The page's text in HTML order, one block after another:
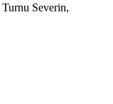
Severin,